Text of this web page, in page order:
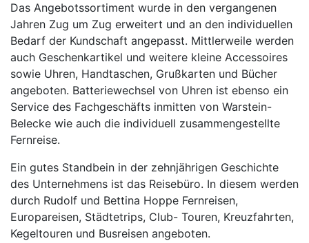
Das Angebotssortiment wurde in den vergangenen
Jahren Zug um Zug erweitert und an den individuellen
Bedarf der Kundschaft angepasst. Mittlerweile werden
auch Geschenkartikel und weitere kleine Accessoires
sowie Uhren, Handtaschen, Grußkarten und Bücher
angeboten. Batteriewechsel von Uhren ist ebenso ein
Service des Fachgeschäfts inmitten von Warstein-
Belecke wie auch die individuell zusammengestellte
Fernreise.
Ein gutes Standbein in der zehnjährigen Geschichte
des Unternehmens ist das Reisebüro. In diesem werden
durch Rudolf und Bettina Hoppe Fernreisen,
Europareisen, Städtetrips, Club- Touren, Kreuzfahrten,
Kegeltouren und Busreisen angeboten.